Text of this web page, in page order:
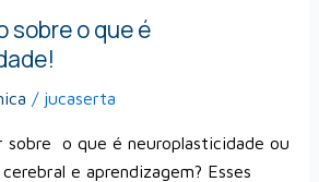
sobre o que é
/ jucaserta
sobre o que é neuroplasticidade ou
e aprendizagem? Esses